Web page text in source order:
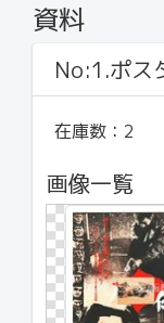
資料
No:1.ポス
在庫数： 2
画像一覧